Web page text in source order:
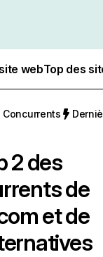
webTop des
Concurrents
2 des
de
et de